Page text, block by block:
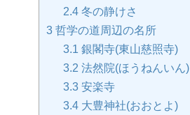
2.4 冬の静けさ
3 哲学の道周辺の名所
3.1 銀閣寺(東山慈照寺)
3.2 法然院(ほうねんいん)
3.3 安楽寺
3.4 大豊神社(おおとよ)